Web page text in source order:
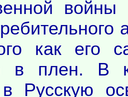
как его
в плен. В
в Русскую